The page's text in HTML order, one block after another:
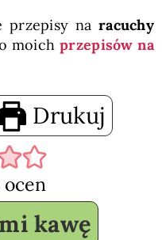
przepisy naracuchy
moichprzepisów na
Drukuj
ocen
kawę